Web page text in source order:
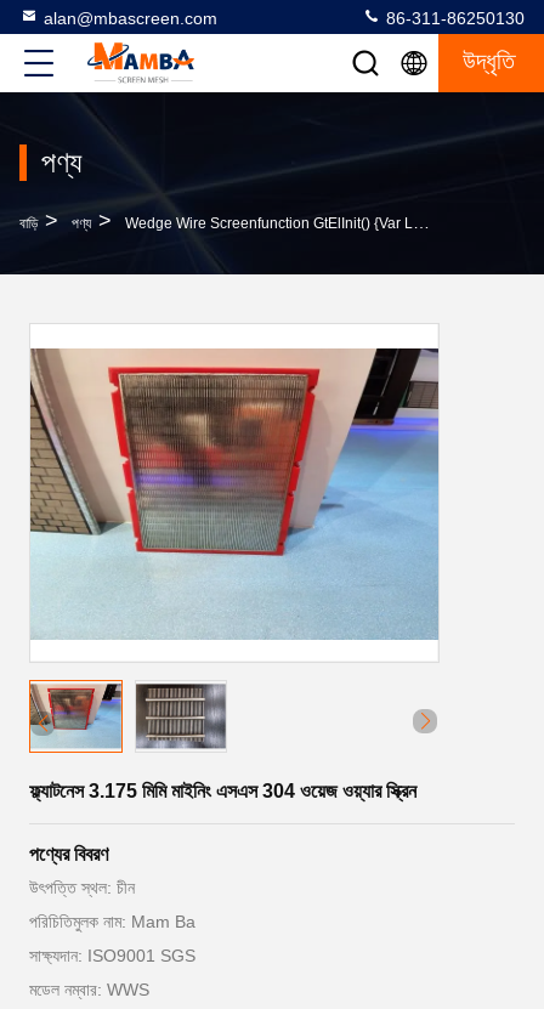
alan@mbascreen.com 86-311-86250130
উদ্ধৃতি
পণ্য
বাড়ি > পণ্য > Wedge Wire Screenfunction GtElInit() {var Lib = New Google.translate.TranslateService();lib.translat
ফ্ল্যাটনেস 3.175 মিমি মাইনিং এসএস 304 ওয়েজ ওয়্যার স্ক্রিন
পণ্যের বিবরণ
উৎপত্তি স্থল: চীন
পরিচিতিমুলক নাম: Mam Ba
সাক্ষ্যদান: ISO9001 SGS
মডেল নম্বার: WWS